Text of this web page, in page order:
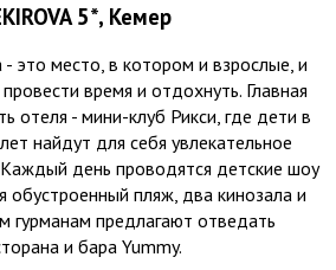
5*, Кемер
это место, в котором и взрослые, и
время и отдохнуть. Главная
отеля - мини-клуб Рикси, где дети в
найдут для себя увлекательное
Каждый день проводятся детские шоу
обустроенный пляж, два кинозала и
гурманам предлагают отведать
и бара Yummy.